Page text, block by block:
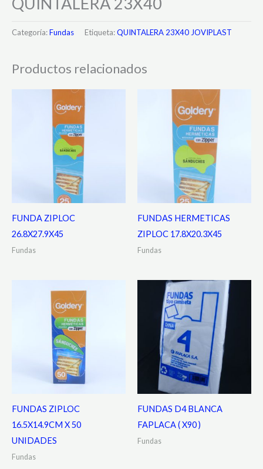
Categoría:Fundas Etiqueta:QUINTALERA 23X40 JOVIPLAST
Productos relacionados
FUNDA ZIPLOC
26.8X27.9X45
Fundas
FUNDAS HERMETICAS
ZIPLOC 17.8X20.3X45
Fundas
FUNDAS ZIPLOC
16.5X14.9CM X 50
UNIDADES
Fundas
FUNDAS D4 BLANCA
FAPLACA ( X90 )
Fundas